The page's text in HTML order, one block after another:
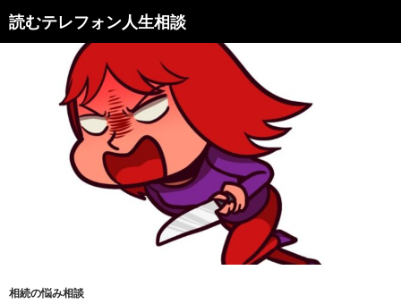
読むテレフォン人生相談
相続の悩み相談